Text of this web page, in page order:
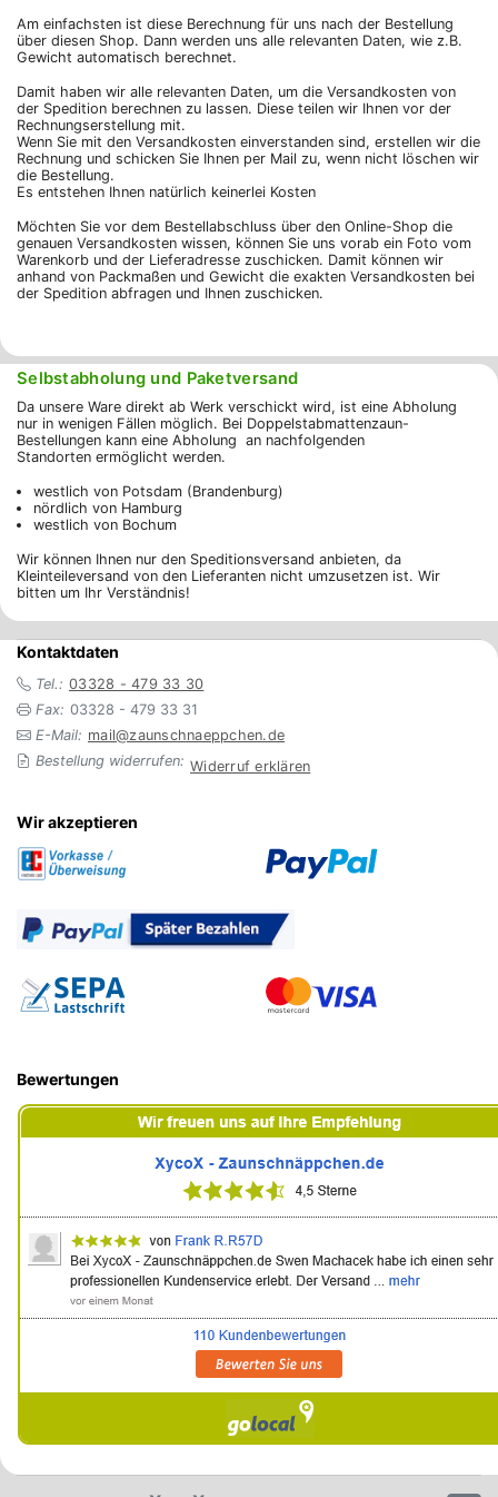
Am einfachsten ist diese Berechnung für uns nach der Bestellung
über diesen Shop. Dann werden uns alle relevanten Daten, wie z.B.
Gewicht automatisch berechnet.
Damit haben wir alle relevanten Daten, um die Versandkosten von
der Spedition berechnen zu lassen. Diese teilen wir Ihnen vor der
Rechnungserstellung mit.
Wenn Sie mit den Versandkosten einverstanden sind, erstellen wir die
Rechnung und schicken Sie Ihnen per Mail zu, wenn nicht löschen wir
die Bestellung.
Es entstehen Ihnen natürlich keinerlei Kosten
Möchten Sie vor dem Bestellabschluss über den Online-Shop die
genauen Versandkosten wissen, können Sie uns vorab ein Foto vom
Warenkorb und der Lieferadresse zuschicken. Damit können wir
anhand von Packmaßen und Gewicht die exakten Versandkosten bei
der Spedition abfragen und Ihnen zuschicken.
Selbstabholung und Paketversand
Da unsere Ware direkt ab Werk verschickt wird, ist eine Abholung
nur in wenigen Fällen möglich. Bei Doppelstabmattenzaun-
Bestellungen kann eine Abholung an nachfolgenden
Standorten ermöglicht werden.
westlich von Potsdam (Brandenburg)
nördlich von Hamburg
westlich von Bochum
Wir können Ihnen nur den Speditionsversand anbieten, da
Kleinteileversand von den Lieferanten nicht umzusetzen ist. Wir
bitten um Ihr Verständnis!
Kontaktdaten
Tel.: 03328 - 479 33 30
Fax: 03328 - 479 33 31
E-Mail: mail@zaunschnaeppchen.de
Bestellung widerrufen: Widerruf erklären
Wir akzeptieren
Bewertungen